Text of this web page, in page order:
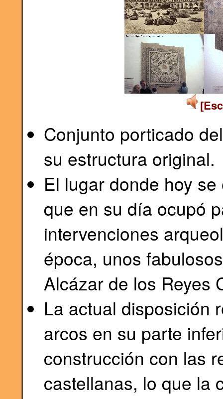
Conjunto porticado
su estructura original.
El lugar donde hoy
que en su día ocupó
intervenciones
época, unos
Alcázar de los Reyes
La actual disposición
arcos en su parte
construcción con las
castellanas, lo que la